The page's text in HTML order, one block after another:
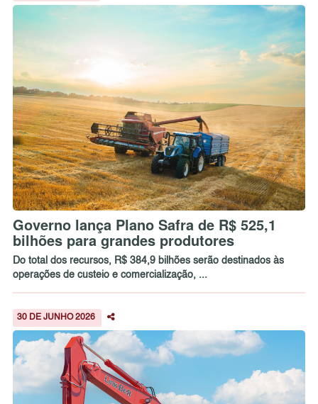
Governo lança Plano Safra de R$ 525,1
bilhões para grandes produtores
Do total dos recursos, R$ 384,9 bilhões serão destinados às
operações de custeio e comercialização, ...
30 DE JUNHO 2026